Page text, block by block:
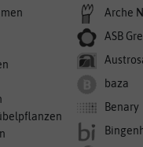
Arche
ASB
baza
Benary